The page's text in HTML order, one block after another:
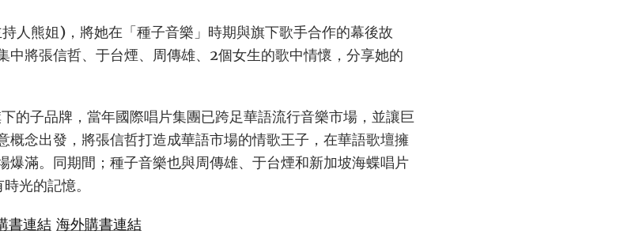
人熊姐)，將她在「種子音樂」時期與旗下歌手合作的幕後故
中將張信哲、于台煙、周傳雄、2個女生的歌中情懷，分享她的
的子品牌，當年國際唱片集團已跨足華語流行音樂市場，並讓巨
概念出發，將張信哲打造成華語市場的情歌王子，在華語歌壇擁
爆滿。同期間；種子音樂也與周傳雄、于台煙和新加坡海蝶唱片
光的記憶。
書連結 海外購書連結